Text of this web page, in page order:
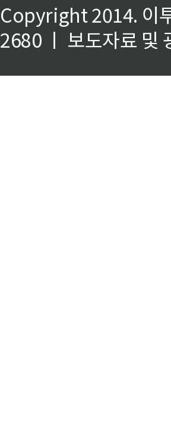
Copyright 2014. 이
2680 ㅣ 보도자료